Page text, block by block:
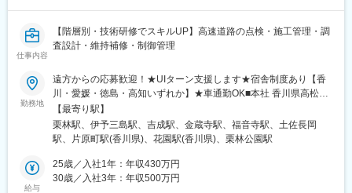
仕事内容
【階層別・技術研修でスキルUP】高速道路の点検・施工管理・調
査設計・維持補修・制御管理
勤務地
遠方からの応募歓迎！★UIターン支援します★宿舎制度あり【香
川・愛媛・徳島・高知いずれか】★車通勤OK■本社 香川県高松市
花園町3-1-1 [最寄り駅]栗林駅 徒歩約4分■川之江保全点検センター
愛媛県四国中央市妻鳥町2249-1[最寄り駅]伊予三島駅 車で約12分
■徳島道路事務所 徳島県徳島市応神町古川宮ノ前39-1 [最寄り駅]吉
り駅]金蔵寺駅 車で約5分■愛媛道路事務所 愛媛県松山市井門町
804[最寄り駅]福音寺駅 車で約14分■高知道路事務所 高知県南国市
【最寄り駅】
栗林駅、伊予三島駅、吉成駅、金蔵寺駅、福音寺駅、土佐長岡
駅、片原町駅(香川県)、花園駅(香川県)、栗林公園駅
給与
25歳／入社1年：年収430万円
30歳／入社3年：年収500万円